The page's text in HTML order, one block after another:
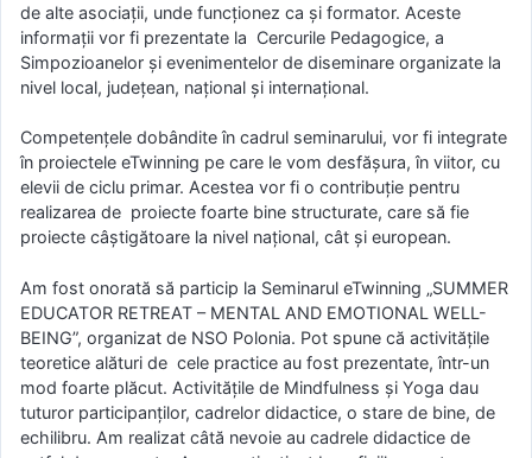
de alte asociații, unde funcționez ca și formator. Aceste
informații vor fi prezentate la Cercurile Pedagogice, a
Simpozioanelor și evenimentelor de diseminare organizate la
nivel local, județean, național și internațional.
Competențele dobândite în cadrul seminarului, vor fi integrate
în proiectele eTwinning pe care le vom desfășura, în viitor, cu
elevii de ciclu primar. Acestea vor fi o contribuție pentru
realizarea de proiecte foarte bine structurate, care să fie
proiecte câștigătoare la nivel național, cât și european.
Am fost onorată să particip la Seminarul eTwinning „SUMMER
EDUCATOR RETREAT – MENTAL AND EMOTIONAL WELL-
BEING”, organizat de NSO Polonia. Pot spune că activitățile
teoretice alături de cele practice au fost prezentate, într-un
mod foarte plăcut. Activitățile de Mindfulness și Yoga dau
tuturor participanților, cadrelor didactice, o stare de bine, de
echilibru. Am realizat câtă nevoie au cadrele didactice de